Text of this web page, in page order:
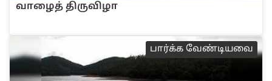
வாழை‌த் ‌திரு‌விழா
பா‌ர்‌க்க வே‌ண்டியவை